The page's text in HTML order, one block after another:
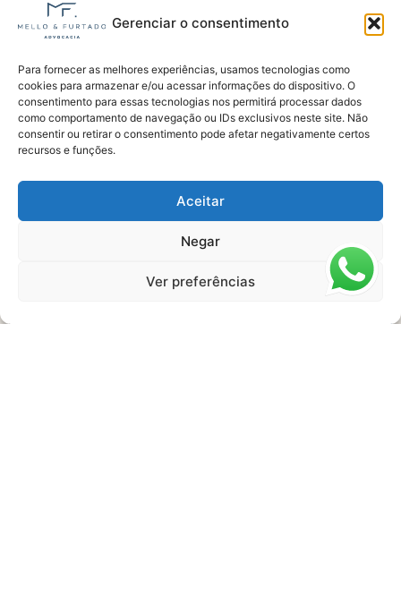
Gerenciar o consentimento
Para fornecer as melhores experiências, usamos tecnologias como
cookies para armazenar e/ou acessar informações do dispositivo. O
consentimento para essas tecnologias nos permitirá processar dados
como comportamento de navegação ou IDs exclusivos neste site. Não
consentir ou retirar o consentimento pode afetar negativamente certos
recursos e funções.
Aceitar
Negar
Ver preferências
benefícios fiscais e sonegação